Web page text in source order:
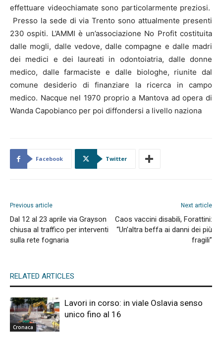
effettuare videochiamate sono particolarmente preziosi.
Presso la sede di via Trento sono attualmente presenti
230 ospiti. L’AMMI è un’associazione No Profit costituita
dalle mogli, dalle vedove, dalle compagne e dalle madri
dei medici e dei laureati in odontoiatria, dalle donne
medico, dalle farmaciste e dalle biologhe, riunite dal
comune desiderio di finanziare la ricerca in campo
medico. Nacque nel 1970 proprio a Mantova ad opera di
Wanda Capobianco per poi diffondersi a livello naziona
Facebook Twitter
Previous article
Dal 12 al 23 aprile via Grayson
chiusa al traffico per interventi
sulla rete fognaria
Next article
Caos vaccini disabili, Forattini:
“Un’altra beffa ai danni dei più
fragili”
RELATED ARTICLES
Cronaca
Lavori in corso: in viale Oslavia senso
unico fino al 16